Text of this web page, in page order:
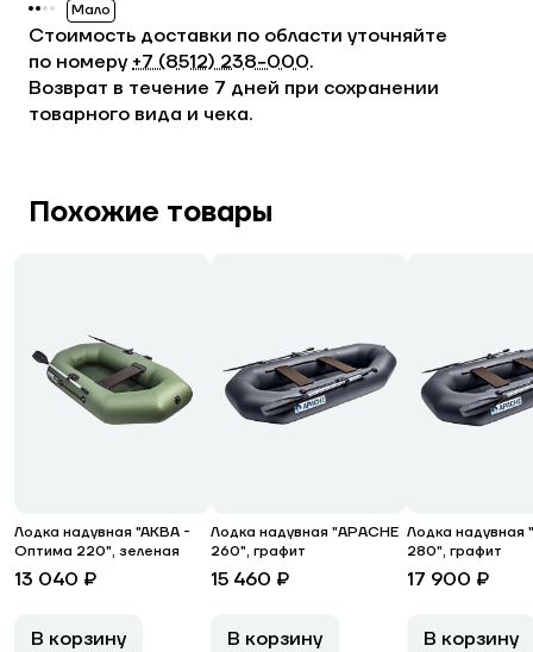
Стоимость доставки по области уточняйте
по номеру +7 (8512) 238−000.
Возврат в течение 7 дней при сохранении
товарного вида и чека.
Мало
Похожие товары
Лодка надувная "АКВА -
Оптима 220", зеленая
13 040 ₽
В корзину
Лодка надувная "APACHE
260", графит
15 460 ₽
В корзину
Лодка надувная
280", графит
17 900 ₽
В корзину